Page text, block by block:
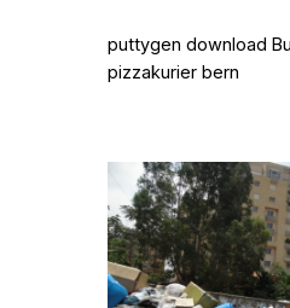
puttygen download
pizzakurier bern